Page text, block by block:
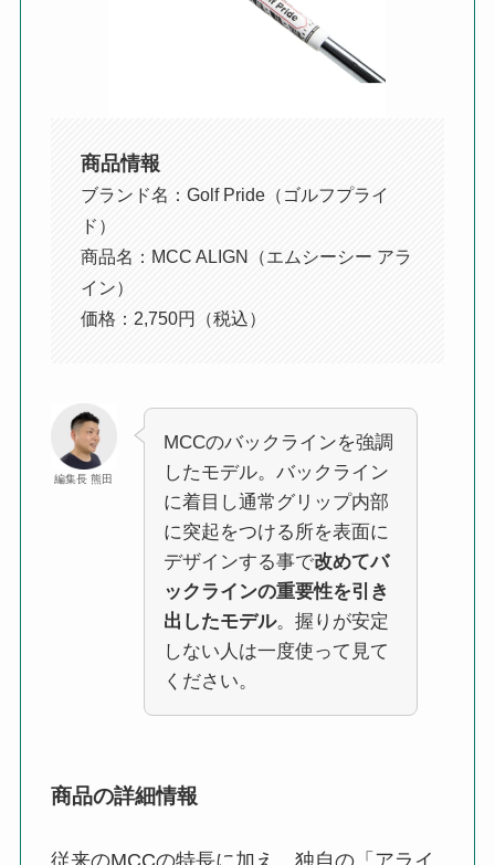
商品情報
ブランド名：Golf Pride（ゴルフプライ
ド）
商品名：MCC ALIGN（エムシーシー アラ
イン）
価格：2,750円（税込）
編集長 熊田
MCCのバックラインを強調
したモデル。バックライン
に着目し通常グリップ内部
に突起をつける所を表面に
デザインする事で改めてバ
ックラインの重要性を引き
出したモデル。握りが安定
しない人は一度使って見て
ください。
商品の詳細情報
従来のMCCの特長に加え、独自の「アライ